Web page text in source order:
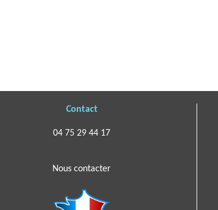
Contact
04 75 29 44 17
Nous contacter